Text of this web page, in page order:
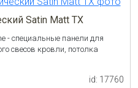
Satin Matt ТX
- специальные панели для
свесов кровли, потолка
id: 17760